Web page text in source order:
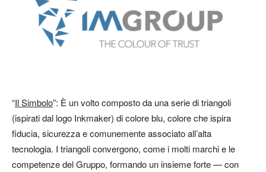
“Il Simbolo”: È un volto composto da una serie di triangoli
(ispirati dal logo Inkmaker) di colore blu, colore che ispira
fiducia, sicurezza e comunemente associato all’alta
tecnologia. I triangoli convergono, come i molti marchi e le
competenze del Gruppo, formando un insieme forte — con